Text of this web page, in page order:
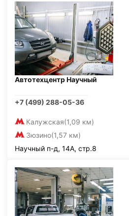
Автотехцентр Научный
+7 (499) 288-05-36
Калужская(1,09 км)
Зюзино(1,57 км)
Научный п-д, 14А, стр.8